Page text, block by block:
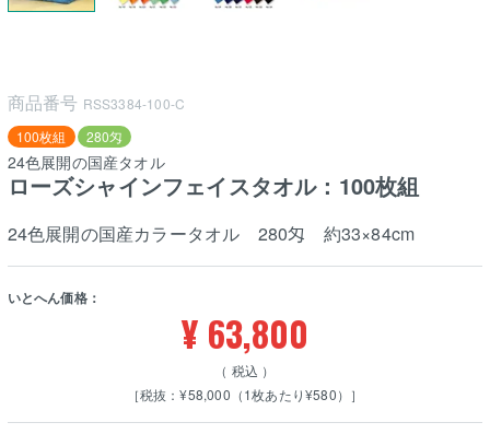
商品番号 RSS3384-100-C
100枚組
280匁
24色展開の国産タオル
ローズシャインフェイスタオル：100枚組
24色展開の国産カラータオル 280匁 約33×84cm
いとへん価格：
¥ 63,800
税込
［税抜：¥58,000（1枚あたり¥580）］